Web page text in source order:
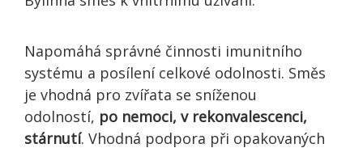
Napomáhá správné činnosti imunitního
systému a posílení celkové odolnosti. Směs
je vhodná pro zvířata se sníženou
odolností, po nemoci, v rekonvalescenci,
stárnutí. Vhodná podpora při opakovaných